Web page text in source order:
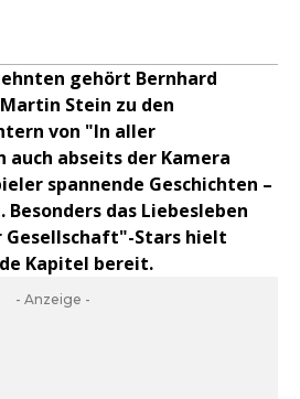
gehört Bernhard
Stein zu den
von "In aller
auch abseits der Kamera
spannende Geschichten –
das Liebesleben
Gesellschaft"-Stars hielt
Kapitel bereit.
- Anzeige -